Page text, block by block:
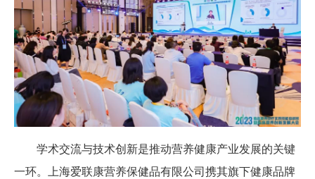
学术交流与技术创新是推动营养健康产业发展的关键
一环。上海爱联康营养保健品有限公司携其旗下健康品牌